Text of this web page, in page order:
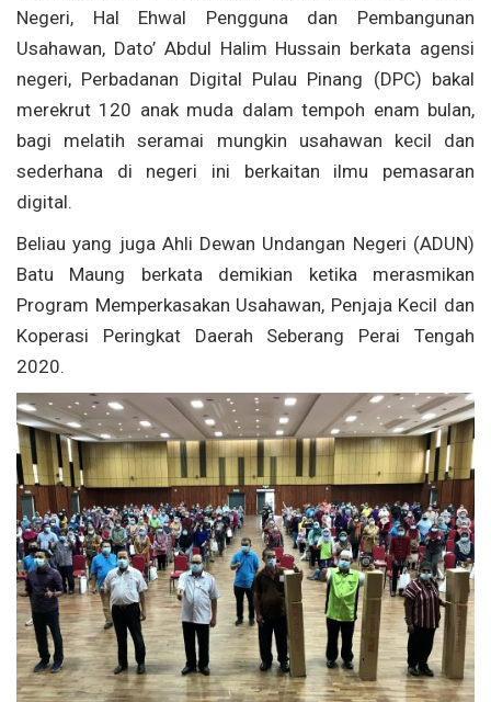
Negeri, Hal Ehwal Pengguna dan Pembangunan
Usahawan, Dato’ Abdul Halim Hussain berkata agensi
negeri, Perbadanan Digital Pulau Pinang (DPC) bakal
merekrut 120 anak muda dalam tempoh enam bulan,
bagi melatih seramai mungkin usahawan kecil dan
sederhana di negeri ini berkaitan ilmu pemasaran
digital.
Beliau yang juga Ahli Dewan Undangan Negeri (ADUN)
Batu Maung berkata demikian ketika merasmikan
Program Memperkasakan Usahawan, Penjaja Kecil dan
Koperasi Peringkat Daerah Seberang Perai Tengah
2020.